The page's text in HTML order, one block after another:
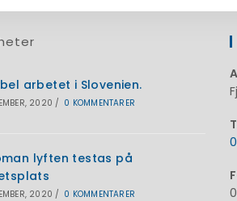
arbetet i Slovenien.
2020 / 0 KOMMENTARER
lyften testas på
2020 / 0 KOMMENTARER
i